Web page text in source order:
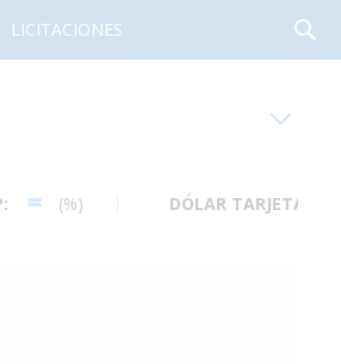
LICITACIONES
ver clima
DÓLAR TARJETA: (%)